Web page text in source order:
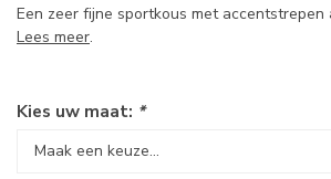
Een zeer fijne sportkous met accentstrepen
Lees meer.
Kies uw maat: *